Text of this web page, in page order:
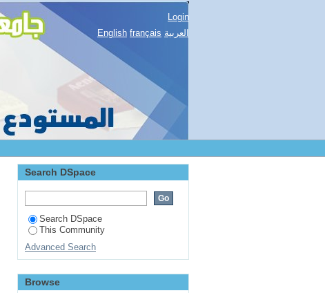
Login
English français العربية
Search DSpace
Search DSpace
This Community
Advanced Search
Browse